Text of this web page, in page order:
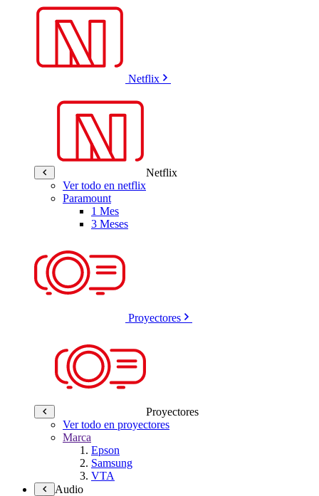
Netflix
Netflix
Ver todo en netflix
Paramount
1 Mes
3 Meses
Proyectores
Proyectores
Ver todo en proyectores
Marca
Epson
Samsung
VTA
Audio